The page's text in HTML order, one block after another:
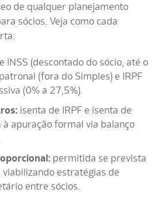
de qualquer planejamento
sócios. Veja como cada
INSS (descontado do sócio, até o
(fora do Simples) e IRPF
(0% a 27,5%).
isenta de IRPF e isenta de
à apuração formal via balanço
permitida se prevista
estratégias de
entre sócios.